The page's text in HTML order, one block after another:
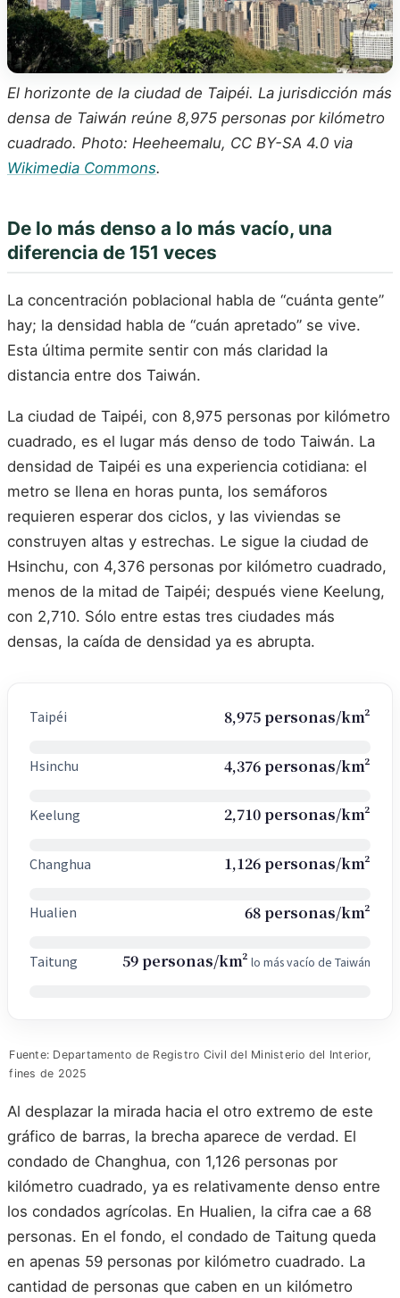
El horizonte de la ciudad de Taipéi. La jurisdicción más
densa de Taiwán reúne 8,975 personas por kilómetro
cuadrado. Photo: Heeheemalu, CC BY-SA 4.0 via
Wikimedia Commons.
De lo más denso a lo más vacío, una
diferencia de 151 veces
La concentración poblacional habla de “cuánta gente”
hay; la densidad habla de “cuán apretado” se vive.
Esta última permite sentir con más claridad la
distancia entre dos Taiwán.
La ciudad de Taipéi, con 8,975 personas por kilómetro
cuadrado, es el lugar más denso de todo Taiwán. La
densidad de Taipéi es una experiencia cotidiana: el
metro se llena en horas punta, los semáforos
requieren esperar dos ciclos, y las viviendas se
construyen altas y estrechas. Le sigue la ciudad de
Hsinchu, con 4,376 personas por kilómetro cuadrado,
menos de la mitad de Taipéi; después viene Keelung,
con 2,710. Sólo entre estas tres ciudades más
densas, la caída de densidad ya es abrupta.
Taipéi 8,975 personas/km²
Hsinchu 4,376 personas/km²
Keelung 2,710 personas/km²
Changhua 1,126 personas/km²
Hualien 68 personas/km²
Taitung 59 personas/km² lo más vacío de Taiwán
Fuente: Departamento de Registro Civil del Ministerio del Interior,
fines de 2025
Al desplazar la mirada hacia el otro extremo de este
gráfico de barras, la brecha aparece de verdad. El
condado de Changhua, con 1,126 personas por
kilómetro cuadrado, ya es relativamente denso entre
los condados agrícolas. En Hualien, la cifra cae a 68
personas. En el fondo, el condado de Taitung queda
en apenas 59 personas por kilómetro cuadrado. La
cantidad de personas que caben en un kilómetro